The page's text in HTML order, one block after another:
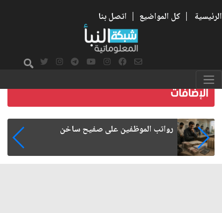
الرئيسية | كل المواضيع | اتصل بنا
رواتب الموظفين على صفيح ساخن